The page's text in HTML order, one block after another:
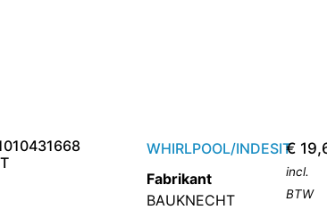
WHIRLPOOL/INDESIT
Fabrikant
BAUKNECHT
€
incl.
BTW